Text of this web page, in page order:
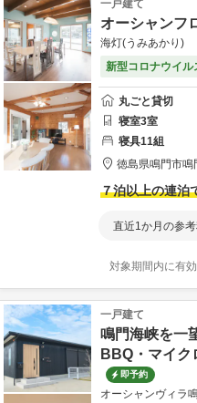
一戸建て
オーシャンフ
海灯(うみあかり)
新型コロナウイル
丸ごと貸切
寝室3室
寝具11組
徳島県鳴門市鳴
７泊以上の連泊
直近1か月の参
対象期間内に有
一戸建て
鳴門海峡を一
BBQ・マイク
即予約
オーシャンヴィラ